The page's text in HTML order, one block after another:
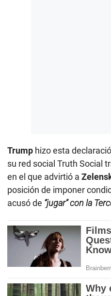
Trump hizo esta
su red social Truth Social
en el que advirtió a
posición de imponer
acusó de “jugar” con la